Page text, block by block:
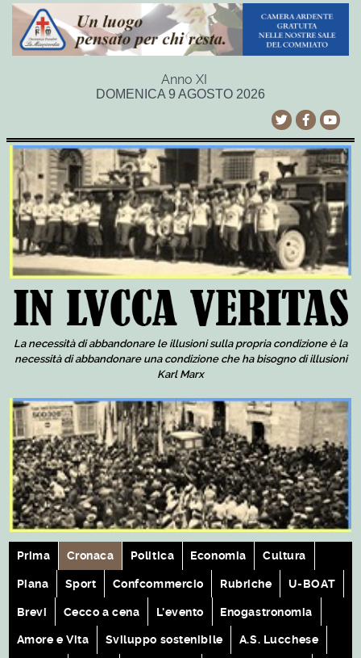
Anno XI
DOMENICA 9 AGOSTO 2026
La necessità di abbandonare le illusioni sulla propria condizione è la
necessità di abbandonare una condizione che ha bisogno di illusioni
Karl Marx
Prima Cronaca Politica Economia Cultura
Piana Sport Confcommercio Rubriche U-BOAT
Brevi Cecco a cena L'evento Enogastronomia
Amore e Vita Sviluppo sostenibile A.S. Lucchese